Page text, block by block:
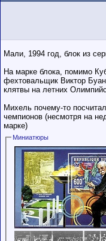
Мали, 1994 год, блок из
На марке блока, помимо
фехтовальщик Виктор
клятвы на летних
Михель почему-то
чемпионов (несмотря на
марке)
Миниатюры